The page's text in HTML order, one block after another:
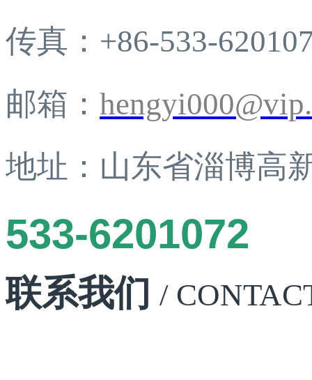
传真：+86-533-
邮箱：
地址：山东省淄博高
533-6201072
联系我们 /